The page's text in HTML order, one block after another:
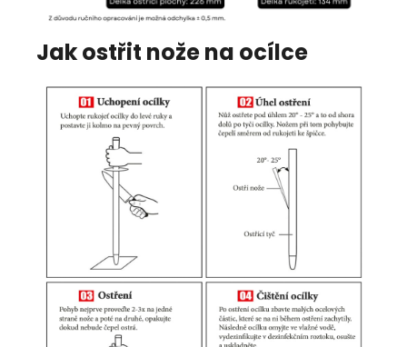
Jak ostřit nože na ocílce